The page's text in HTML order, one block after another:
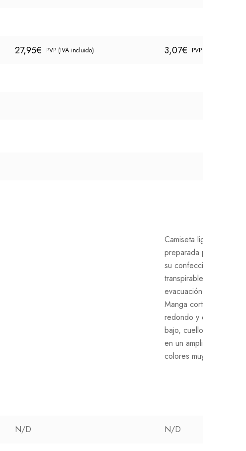
27,95€ PVP (IVA incluido) 3,07€ PVP (IVA incluido)
Camiseta ligera,
preparada para hacer
su confección en
transpirable, que facilita
evacuación del sudor
Manga corta ranglán
redondo y doble
bajo, cuello y mangas.
en un amplio colorido
colores muy vivos.
N/D N/D